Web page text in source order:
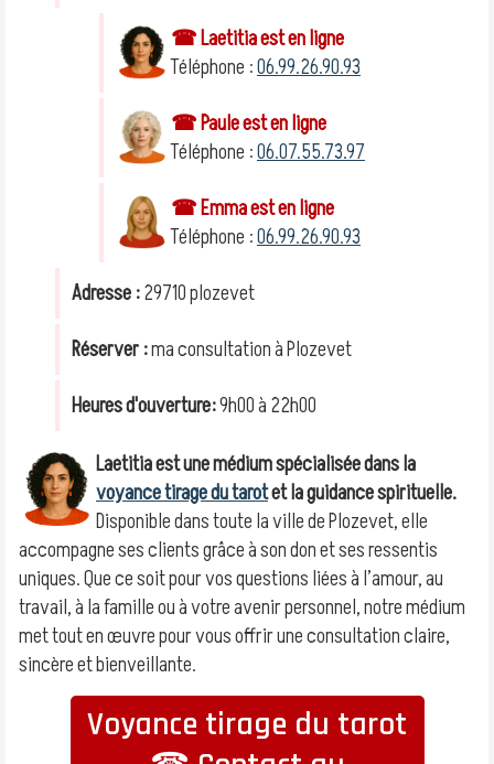
☎ Laetitia est en ligne
Téléphone :06.99.26.90.93
☎ Paule est en ligne
Téléphone :06.07.55.73.97
☎ Emma est en ligne
Téléphone :06.99.26.90.93
Adresse :29710 plozevet
Réserver :ma consultation à Plozevet
Heures d'ouverture:9h00 à 22h00
Laetitia est une médium spécialisée dans la
voyance tirage du tarotet la guidance spirituelle.
Disponible dans toute la ville de Plozevet, elle
accompagne ses clients grâce à son don et ses ressentis
uniques. Que ce soit pour vos questions liées à l’amour, au
travail, à la famille ou à votre avenir personnel, notre médium
met tout en œuvre pour vous offrir une consultation claire,
sincère et bienveillante.
Voyance tirage du tarot